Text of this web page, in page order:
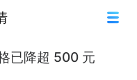
已降超 500 元